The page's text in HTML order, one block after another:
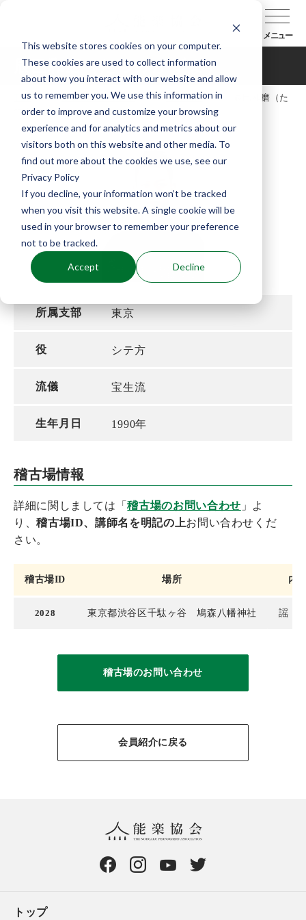
This website stores cookies on your computer.
These cookies are used to collect information
about how you interact with our website and allow
us to remember you. We use this information in
order to improve and customize your browsing
experience and for analytics and metrics about our
visitors both on this website and other media. To
find out more about the cookies we use, see our
Privacy Policy
If you decline, your information won’t be tracked
when you visit this website. A single cookie will be
used in your browser to remember your preference
not to be tracked.
Accept Decline
メニュー
辰巳和磨（たつみかずま）
TOP 能楽協会について 会員紹介
辰巳和磨（た
つみかずま）
所属支部 東京
役 シテ方
流儀 宝生流
生年月日 1990年
稽古場情報
詳細に関しましては「稽古場のお問い合わせ 」よ
り、稽古場ID、講師名を明記の上お問い合わせくだ
さい。
稽古場ID 場所 内
2028 東京都渋谷区千駄ヶ谷 鳩森八幡神社 謡
稽古場のお問い合わせ
会員紹介に戻る
トップ